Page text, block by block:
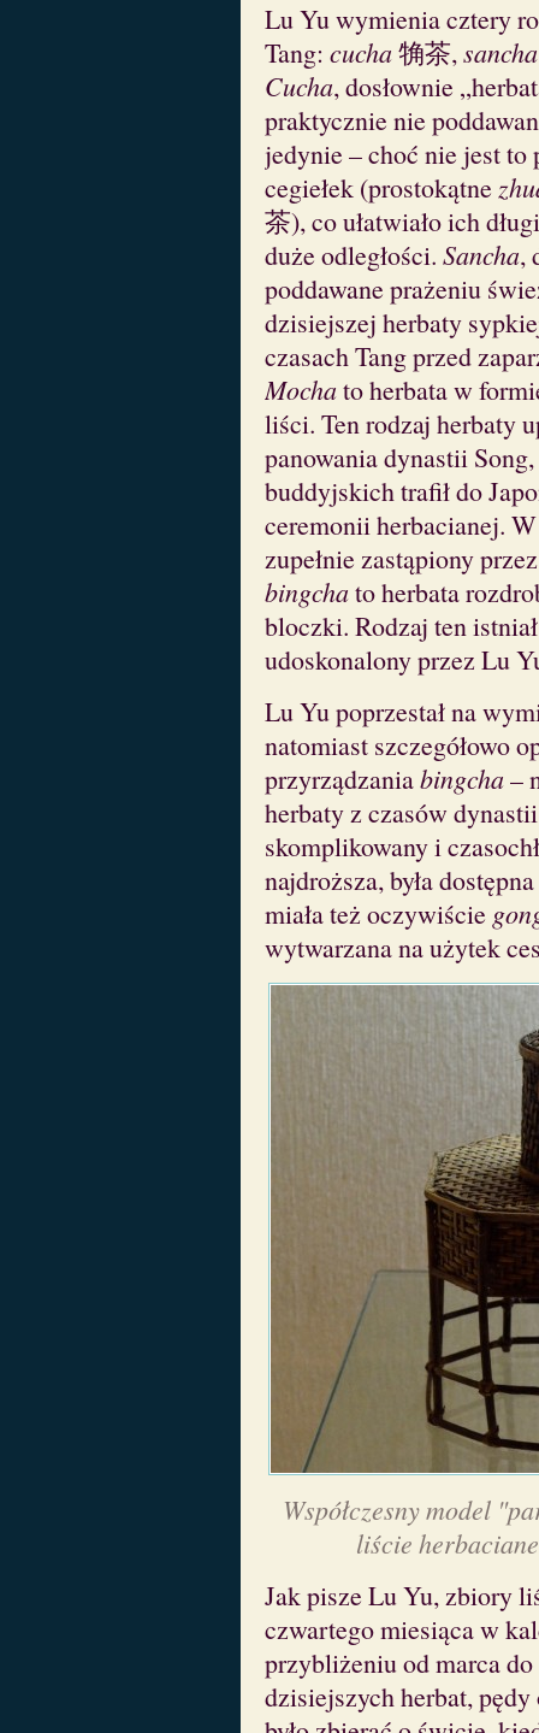
Lu Yu wymienia cztery
Tang: cucha觕茶,sancha
Cucha, dosłownie
praktycznie nie
jedynie – choć nie jest to
cegiełek (prostokątne
茶), co ułatwiało ich
duże odległości. Sancha,
poddawane prażeniu
dzisiejszej herbaty
czasach Tang przed
Mochato herbata w
liści. Ten rodzaj herbaty
panowania dynastii
buddyjskich trafił do
ceremonii herbacianej.
zupełnie zastąpiony
bingchato herbata
bloczki. Rodzaj ten
udoskonalony przez Lu
Lu Yu poprzestał na
natomiast szczegółowo
przyrządzaniabingcha–
herbaty z czasów
skomplikowany i
najdroższa, była
miała też oczywiście
wytwarzana na użytek
Współczesny model
liście
Jak pisze Lu Yu, zbiory
czwartego miesiąca w
przybliżeniu od marca
dzisiejszych herbat, pędy